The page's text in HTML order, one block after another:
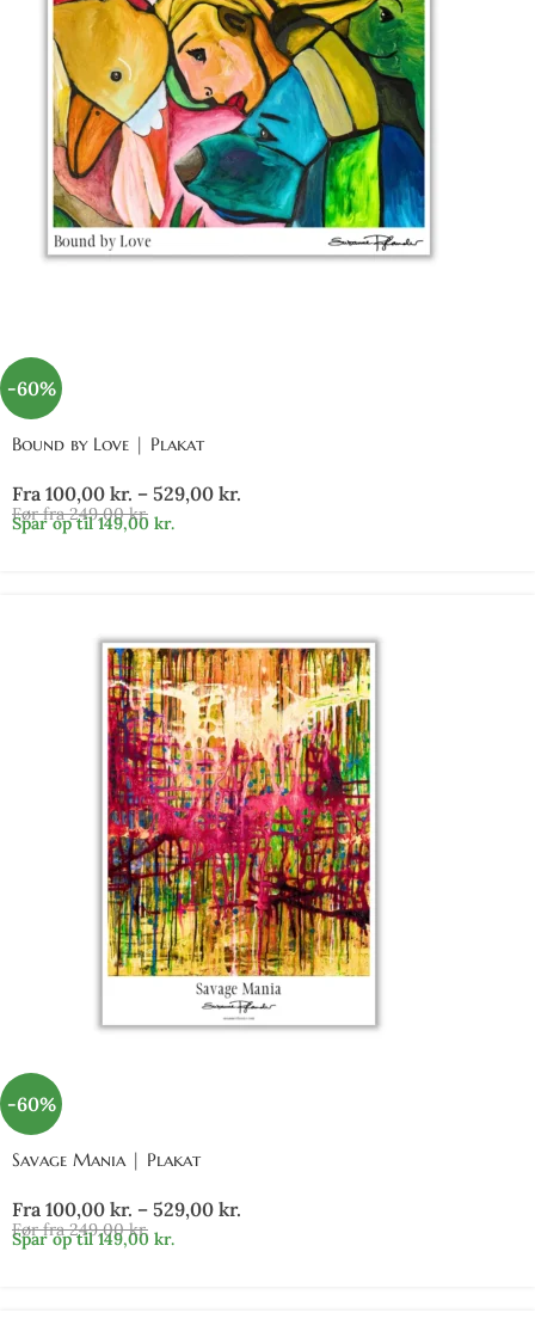
-60%
Bound by Love | Plakat
Fra 100,00 kr. – 529,00 kr.
Før fra249,00kr.
Spar op til149,00 kr.
-60%
Savage Mania | Plakat
Fra 100,00 kr. – 529,00 kr.
Før fra249,00kr.
Spar op til149,00 kr.